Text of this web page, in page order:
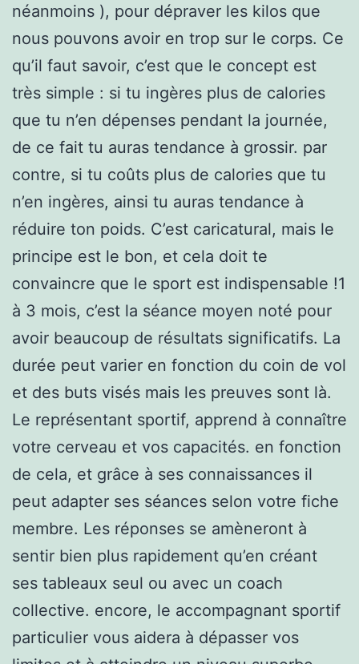
néanmoins ), pour dépraver les kilos que
nous pouvons avoir en trop sur le corps. Ce
qu’il faut savoir, c’est que le concept est
très simple : si tu ingères plus de calories
que tu n’en dépenses pendant la journée,
de ce fait tu auras tendance à grossir. par
contre, si tu coûts plus de calories que tu
n’en ingères, ainsi tu auras tendance à
réduire ton poids. C’est caricatural, mais le
principe est le bon, et cela doit te
convaincre que le sport est indispensable !1
à 3 mois, c’est la séance moyen noté pour
avoir beaucoup de résultats significatifs. La
durée peut varier en fonction du coin de vol
et des buts visés mais les preuves sont là.
Le représentant sportif, apprend à connaître
votre cerveau et vos capacités. en fonction
de cela, et grâce à ses connaissances il
peut adapter ses séances selon votre fiche
membre. Les réponses se amèneront à
sentir bien plus rapidement qu’en créant
ses tableaux seul ou avec un coach
collective. encore, le accompagnant sportif
particulier vous aidera à dépasser vos